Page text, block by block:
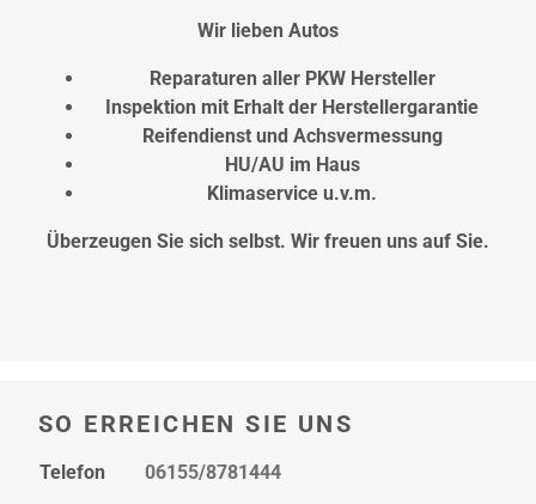
Wir lieben Autos
Reparaturen aller PKW Hersteller
Inspektion mit Erhalt der Herstellergarantie
Reifendienst und Achsvermessung
HU/AU im Haus
Klimaservice u.v.m.
Überzeugen Sie sich selbst. Wir freuen uns auf Sie.
SO ERREICHEN SIE UNS
Telefon 06155/8781444